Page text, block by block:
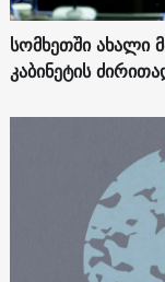
სომხეთში ახალი
კაბინეტის